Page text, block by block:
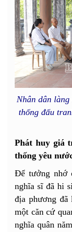
Nhân dân
thống đấu
Phát huy giá
thống yêu
Để tưởng nhớ
nghĩa sĩ đã hi
địa phương
một căn cứ
nghĩa quân